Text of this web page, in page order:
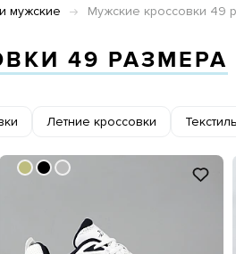
мужские Мужские кроссовки 49
49 РАЗМЕРА
Летние кроссовки